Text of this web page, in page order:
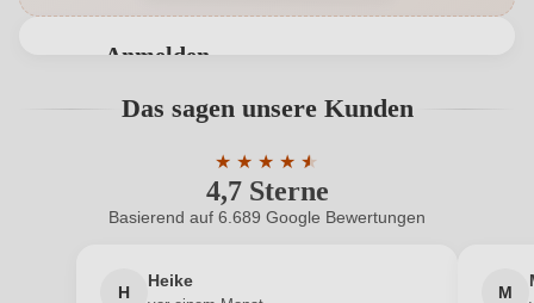
Bio-Kontrollstelle Shop
Anmelden
Benutzern abgegeben werden. Bitte loggen Sie sich
Neuer Kunde? Neuer Kunde?
Ihre E-Mail-Adresse
Das sagen unsere Kunden
4,7 Sterne
★ ★ ★ ★ ★
★
Durchschnittliche Bewertung von 4.7
Basierend auf 6.689 Google Bewertungen
H
Heike
M